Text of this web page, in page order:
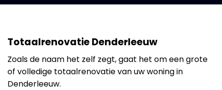
Totaalrenovatie Denderleeuw
Zoals de naam het zelf zegt, gaat het om een grote
of volledige totaalrenovatie van uw woning in
Denderleeuw.